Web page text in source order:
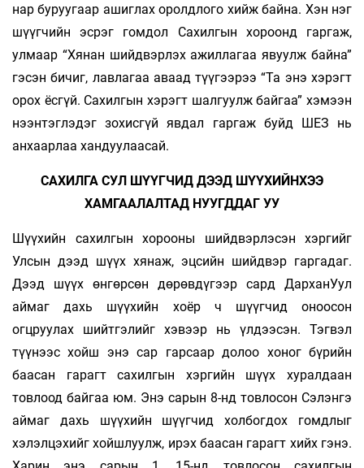
нар буруугаар ашиглах оролдлого хийж байна. Хэн нэг
шүүгчийн эсрэг гомдол Сахилгын хороонд гаргаж,
улмаар “Хянан шийдвэрлэх ажиллагаа явуулж байна”
гэсэн бичиг, лавлагаа аваад түүгээрээ “Та энэ хэрэгт
орох ёсгүй. Сахилгын хэрэгт шалгуулж байгаа” хэмээн
нээнтэглэдэг зохисгүй явдал гаргаж буйд ШЕЗ нь
анхаарлаа хандуулаасай.
САХИЛГА СУЛ ШҮҮГЧИД ДЭЭД ШҮҮХИЙНХЭЭ
ХАМГААЛАЛТАД НУУГДДАГ УУ
Шүүхийн сахилгын хорооны шийдвэрлэсэн хэргийг
Улсын дээд шүүх хянаж, эцсийн шийдвэр гаргадаг.
Дээд шүүх өнгөрсөн дөрөвдүгээр сард ДарханУул
аймаг дахь шүүхийн хоёр ч шүүгчид оноосон
огцруулах шийтгэлийг хэвээр нь үлдээсэн. Тэгвэл
түүнээс хойш энэ сар гарсаар долоо хоног бүрийн
баасан гарагт сахилгын хэргийн шүүх хуралдаан
товлоод байгаа юм. Энэ сарын 8-нд товлосон Сэлэнгэ
аймаг дахь шүүхийн шүүгчид холбогдох гомдлыг
хэлэлцэхийг хойшлуулж, ирэх баасан гарагт хийх гэнэ.